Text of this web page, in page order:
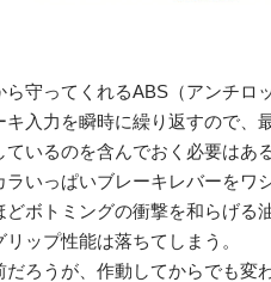
守ってくれるABS（アンチ
キ入力を瞬時に繰り返すので
いるのを含んでおく必要はある
ラいっぱいブレーキレバーを
どボトミングの衝撃を和らげ
ップ性能は落ちてしまう。
ろうが、作動してからでも変